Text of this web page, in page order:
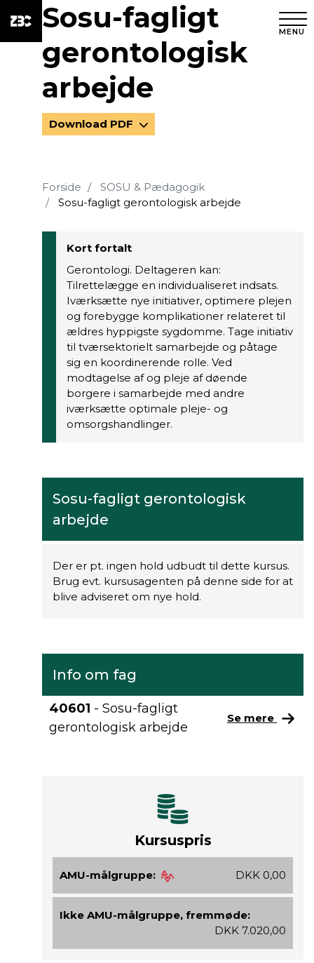
MENU
Sosu-fagligt
gerontologisk
arbejde
Download PDF
Forside
SOSU & Pædagogik
Sosu-fagligt gerontologisk arbejde
Kort fortalt
Gerontologi. Deltageren kan:
Tilrettelægge en individualiseret indsats.
Iværksætte nye initiativer, optimere plejen
og forebygge komplikationer relateret til
ældres hyppigste sygdomme. Tage initiativ
til tværsektorielt samarbejde og påtage
sig en koordinerende rolle. Ved
modtagelse af og pleje af døende
borgere i samarbejde med andre
iværksætte optimale pleje- og
omsorgshandlinger.
Sosu-fagligt gerontologisk
arbejde
Der er pt. ingen hold udbudt til dette kursus.
Brug evt. kursusagenten på denne side for at
blive adviseret om nye hold.
Info om fag
40601 - Sosu-fagligt
gerontologisk arbejde
Se mere
Kursuspris
AMU-målgruppe: DKK 0,00
Ikke AMU-målgruppe, fremmøde:
DKK 7.020,00